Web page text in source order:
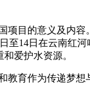
项目的意义及内
至14日在云南红
爱护水资源。
教育作为传递梦